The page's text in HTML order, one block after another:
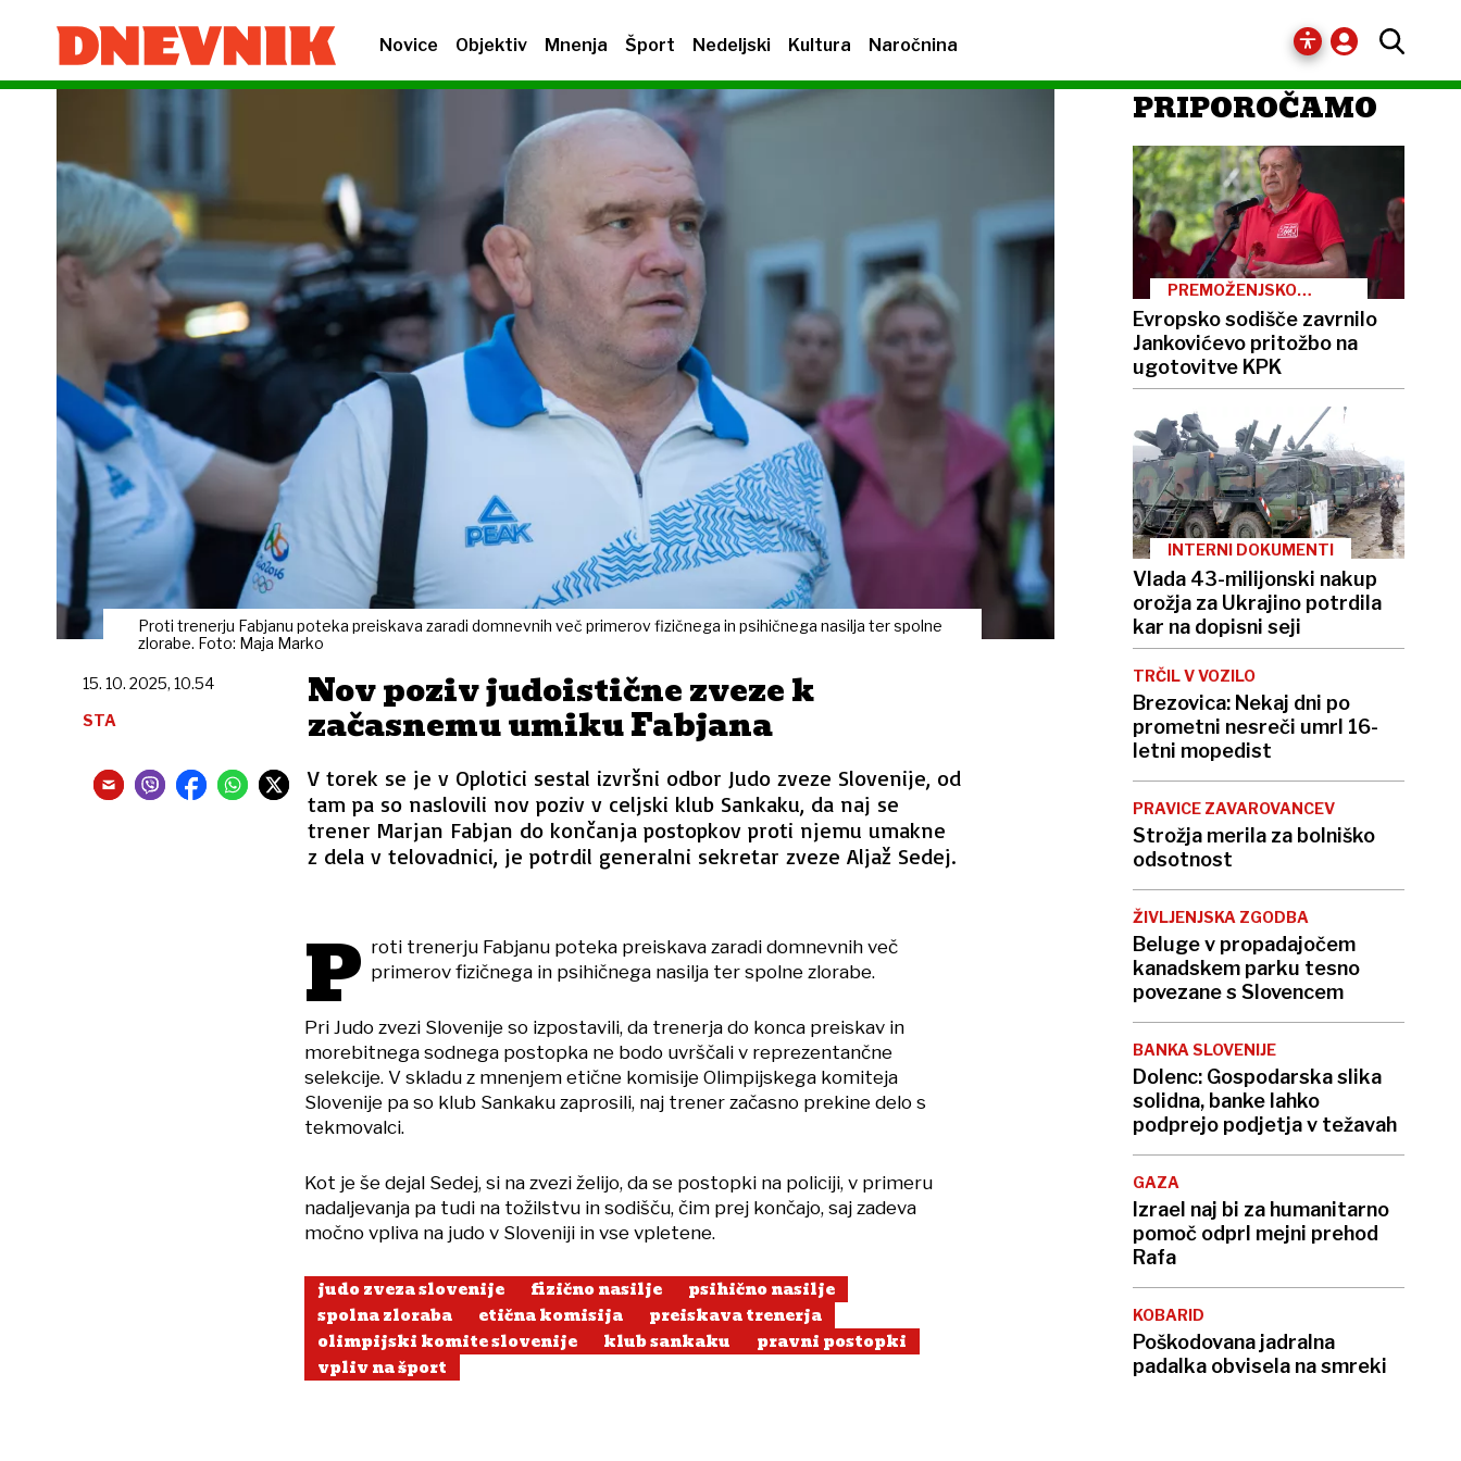
Novice Objektiv Mnenja Šport Nedeljski Kultura Naročnina
Proti trenerju Fabjanu poteka preiskava zaradi domnevnih več primerov fizičnega in psihičnega nasilja ter spolne
zlorabe. Foto: Maja Marko
Nov poziv judoistične zveze k
začasnemu umiku Fabjana
V torek se je v Oplotici sestal izvršni odbor Judo zveze Slovenije, od
tam pa so naslovili nov poziv v celjski klub Sankaku, da naj se
trener Marjan Fabjan do končanja postopkov proti njemu umakne
z dela v telovadnici, je potrdil generalni sekretar zveze Aljaž Sedej.
15. 10. 2025, 10.54
STA
P roti trenerju Fabjanu poteka preiskava zaradi domnevnih več
primerov fizičnega in psihičnega nasilja ter spolne zlorabe.
Pri Judo zvezi Slovenije so izpostavili, da trenerja do konca preiskav in
morebitnega sodnega postopka ne bodo uvrščali v reprezentančne
selekcije. V skladu z mnenjem etične komisije Olimpijskega komiteja
Slovenije pa so klub Sankaku zaprosili, naj trener začasno prekine delo s
tekmovalci.
Kot je še dejal Sedej, si na zvezi želijo, da se postopki na policiji, v primeru
nadaljevanja pa tudi na tožilstvu in sodišču, čim prej končajo, saj zadeva
močno vpliva na judo v Sloveniji in vse vpletene.
judo zveza slovenije fizično nasilje
psihično nasilje
spolna zloraba
etična komisija
preiskava trenerja
olimpijski komite slovenije
klub sankaku
pravni postopki
vpliv na šport
PRIPOROČAMO
PREMOŽENJSKO
STANJE
Evropsko sodišče zavrnilo
Jankovićevo pritožbo na
ugotovitve KPK
INTERNI DOKUMENTI
Vlada 43-milijonski nakup
orožja za Ukrajino potrdila
kar na dopisni seji
TRČIL V VOZILO
Brezovica: Nekaj dni po
prometni nesreči umrl 16-
letni mopedist
PRAVICE ZAVAROVANCEV
Strožja merila za bolniško
odsotnost
ŽIVLJENJSKA ZGODBA
Beluge v propadajočem
kanadskem parku tesno
povezane s Slovencem
BANKA SLOVENIJE
Dolenc: Gospodarska slika
solidna, banke lahko
podprejo podjetja v težavah
GAZA
Izrael naj bi za humanitarno
pomoč odprl mejni prehod
Rafa
KOBARID
Poškodovana jadralna
padalka obvisela na smreki